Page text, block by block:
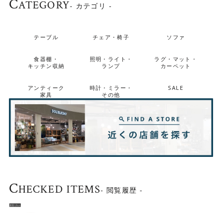
2サイズから選べます
CATEGORY- カテゴリ -
テーブル チェア・椅子 ソファ
食器棚・
キッチン収納
照明・ライト・
ランプ
ラグ・マット・
カーペット
アンティーク
家具
時計・ミラー・
その他
SALE
CHECKED ITEMS- 閲覧履歴 -